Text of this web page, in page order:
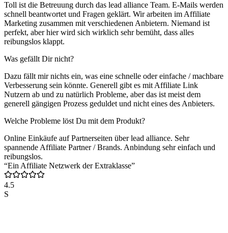
Toll ist die Betreuung durch das lead alliance Team. E-Mails werden
schnell beantwortet und Fragen geklärt. Wir arbeiten im Affiliate
Marketing zusammen mit verschiedenen Anbietern. Niemand ist
perfekt, aber hier wird sich wirklich sehr bemüht, dass alles
reibungslos klappt.
Was gefällt Dir nicht?
Dazu fällt mir nichts ein, was eine schnelle oder einfache / machbare
Verbesserung sein könnte. Generell gibt es mit Affiliate Link
Nutzern ab und zu natürlich Probleme, aber das ist meist dem
generell gängigen Prozess geduldet und nicht eines des Anbieters.
Welche Probleme löst Du mit dem Produkt?
Online Einkäufe auf Partnerseiten über lead alliance. Sehr
spannende Affiliate Partner / Brands. Anbindung sehr einfach und
reibungslos.
“Ein Affiliate Netzwerk der Extraklasse”
4.5
S